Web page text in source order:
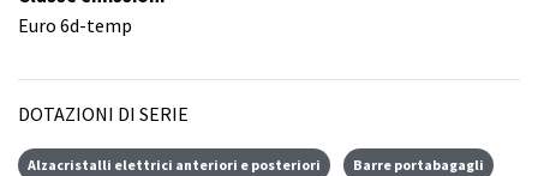
Euro 6d-temp
DOTAZIONI DI SERIE
Alzacristalli elettrici anteriori e posteriori Barre portabagagli